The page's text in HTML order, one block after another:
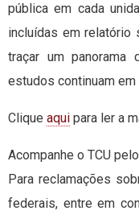
pública em cada
incluídas em relatório
traçar um panorama
estudos continuam em
Clique aqui para ler a
Acompanhe o TCU
Para reclamações
federais, entre em